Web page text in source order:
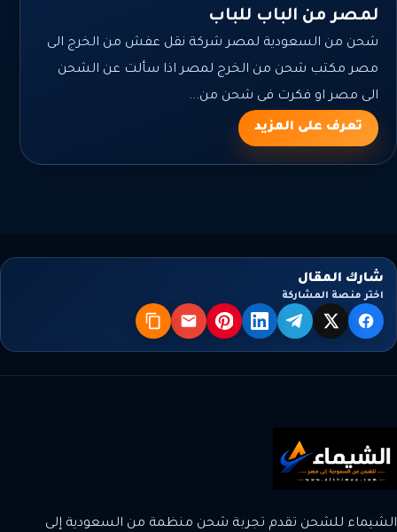
لمصر من الباب للباب
شحن من السعودية لمصر شركة نقل عفش من الخرج الى
مصر مكتب شحن من الخرج لمصر اذا سألت عن الشحن
الى مصر او فكرت فى شحن من...
تعرف على المزيد
شارك المقال
اختر منصة المشاركة
فيسبوك
X تيليجراملينكدإنبنترستالبريد نسخ
الشيماء للشحن تقدم تجربة شحن منظمة من السعودية إلى